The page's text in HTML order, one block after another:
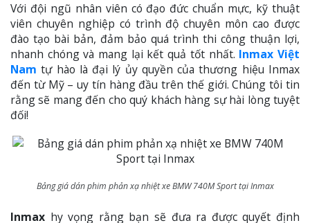
Với đội ngũ nhân viên có đạo đức chuẩn mực, kỹ thuật
viên chuyên nghiệp có trình độ chuyên môn cao được
đào tạo bài bản, đảm bảo quá trình thi công thuận lợi,
nhanh chóng và mang lại kết quả tốt nhất. Inmax Việt
Nam tự hào là đại lý ủy quyền của thương hiệu Inmax
đến từ Mỹ – uy tín hàng đầu trên thế giới. Chúng tôi tin
rằng sẽ mang đến cho quý khách hàng sự hài lòng tuyệt
đối!
Bảng giá dán phim phản xạ nhiệt xe BMW 740M Sport tại Inmax
Inmax hy vọng rằng bạn sẽ đưa ra được quyết định